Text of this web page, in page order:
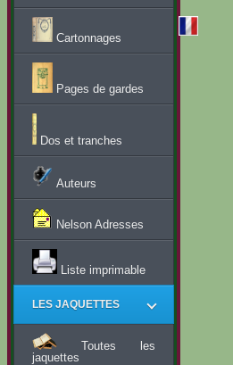
Cartonnages
Pages de gardes
Dos et tranches
Auteurs
Nelson Adresses
Liste imprimable
LES JAQUETTES
Toutes les
jaquettes